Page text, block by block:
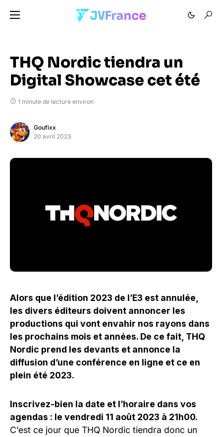
THQ Nordic tiendra un
Digital Showcase cet été
1 minute de lecture environ
Goufixx
20 avril 2023
Alors que l’édition 2023 de l’E3 est annulée,
les divers éditeurs doivent annoncer les
productions qui vont envahir nos rayons dans
les prochains mois et années. De ce fait, THQ
Nordic prend les devants et annonce la
diffusion d’une conférence en ligne et ce en
plein été 2023.
Inscrivez-bien la date et l’horaire dans vos
agendas : le vendredi 11 août 2023 à 21h00.
C’est ce jour que THQ Nordic tiendra donc un